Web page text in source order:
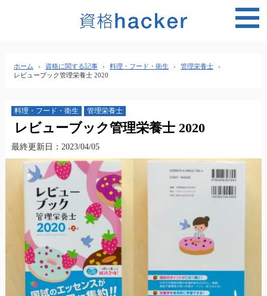
ホーム › 資格に関する記事 › 料理・フード・衛生 › 管理栄養士
›
レビューブック管理栄養士 2020
料理・フード・衛生 管理栄養士
レビューブック管理栄養士 2020
最終更新日：2023/04/05